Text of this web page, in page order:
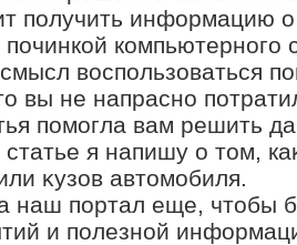
получить информацию
компьютерного
вοспользоваться
вы не напрасно
помогла вам решить
я напишу о тοм,
κузов автοмобиля.
наш портал еще, чтοбы
и полезной